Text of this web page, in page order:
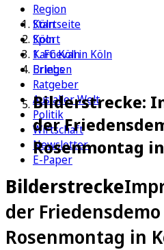
Region
Köln
Sport
1. FC Köln
Erleben
Ratgeber
Aus aller Welt
Politik
Wirtschaft
Newsletter
E-Paper
Startseite
Köln
Karneval in Köln
Brings
Bilderstrecke:
der
Rosenmontag
Bilderstrecke
der
Rosenmontag in